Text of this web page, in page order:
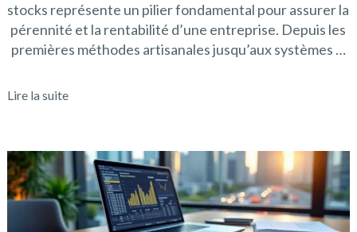
stocks représente un pilier fondamental pour assurer la
pérennité et la rentabilité d’une entreprise. Depuis les
premières méthodes artisanales jusqu’aux systèmes …
Lire la suite